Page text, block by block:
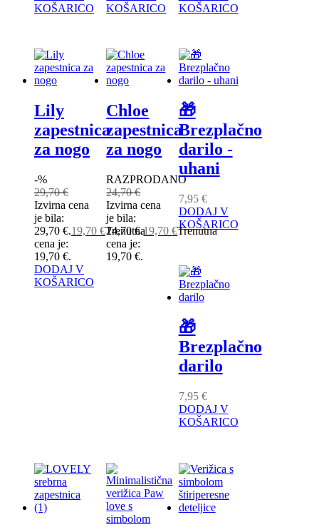
KOŠARICO
KOŠARICO
KOŠARICO
Lily
zapestnica
za nogo
-%
29,70€
Izvirna cena
je bila:
29,70 €.19,70 €Trenutna
cena je:
19,70 €.
DODAJ V
KOŠARICO
Chloe
zapestnica
za nogo
RAZPRODANO
24,70€
Izvirna cena
je bila:
24,70 €.19,70€Trenutna
cena je:
19,70 €.
🎁
Brezplačno
darilo -
uhani
7,95 €
DODAJ V
KOŠARICO
🎁
Brezplačno
darilo
7,95 €
DODAJ V
KOŠARICO